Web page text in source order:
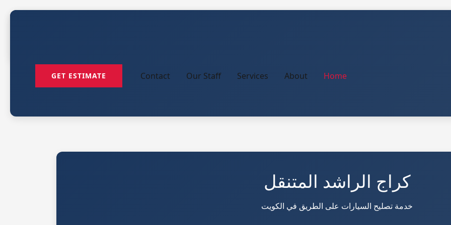
Home
About
Services
Our Staff
Contact
GET ESTIMATE
كراج الراشد المتنقل
خدمة تصليح السيارات على الطريق في الكويت